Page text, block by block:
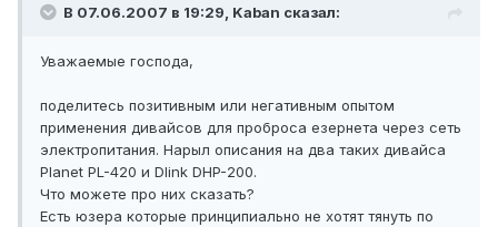
В 07.06.2007 в 19:29, Kaban сказал:
Уважаемые господа,
поделитесь позитивным или негативным опытом
применения дивайсов для проброса езернета через сеть
электропитания. Нарыл описания на два таких дивайса
Planet PL-420 и Dlink DHP-200.
Что можете про них сказать?
Есть юзера которые принципиально не хотят тянуть по